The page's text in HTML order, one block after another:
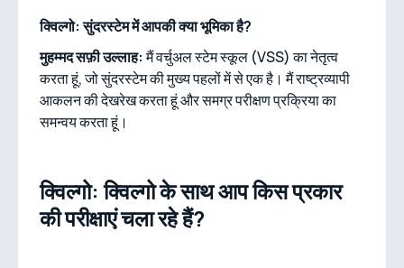
क्विल्गो: सुंदरस्टेम में आपकी क्या भूमिका है?
मुहम्मद सफ़ी उल्लाह:मैं वर्चुअल स्टेम स्कूल (VSS) का नेतृत्व
करता हूं, जो सुंदरस्टेम की मुख्य पहलों में से एक है। मैं राष्ट्रव्यापी
आकलन की देखरेख करता हूं और समग्र परीक्षण प्रक्रिया का
समन्वय करता हूं।
क्विल्गो: क्विल्गो के साथ आप किस प्रकार
की परीक्षाएं चला रहे हैं?